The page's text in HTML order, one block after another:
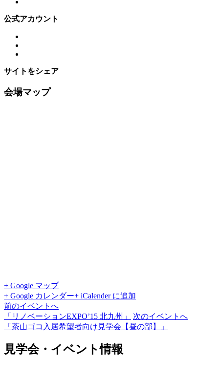
公式アカウント
サイトをシェア
会場マップ
+ Google マップ
+ Google カレンダー+ iCalender に追加
前のイベントへ
「リノベーションEXPO’15 北九州」
次のイベントへ
「茶山ゴコ入居希望者向け見学会【昼の部】」
見学会・イベント情報